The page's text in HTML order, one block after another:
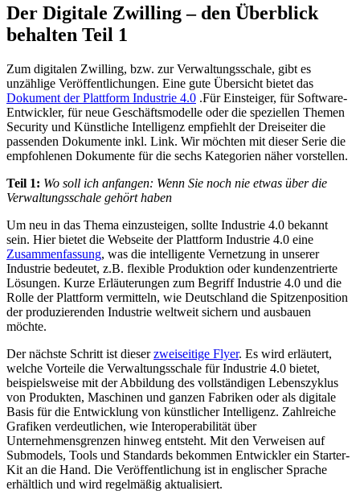
Der Digitale Zwilling – den Überblick
behalten Teil 1
Zum digitalen Zwilling, bzw. zur Verwaltungsschale, gibt es
unzählige Veröffentlichungen. Eine gute Übersicht bietet das
Dokument der Plattform Industrie 4.0 .Für Einsteiger, für Software-
Entwickler, für neue Geschäftsmodelle oder die speziellen Themen
Security und Künstliche Intelligenz empfiehlt der Dreiseiter die
passenden Dokumente inkl. Link. Wir möchten mit dieser Serie die
empfohlenen Dokumente für die sechs Kategorien näher vorstellen.
Teil 1: Wo soll ich anfangen: Wenn Sie noch nie etwas über die
Verwaltungsschale gehört haben
Um neu in das Thema einzusteigen, sollte Industrie 4.0 bekannt
sein. Hier bietet die Webseite der Plattform Industrie 4.0 eine
Zusammenfassung, was die intelligente Vernetzung in unserer
Industrie bedeutet, z.B. flexible Produktion oder kundenzentrierte
Lösungen. Kurze Erläuterungen zum Begriff Industrie 4.0 und die
Rolle der Plattform vermitteln, wie Deutschland die Spitzenposition
der produzierenden Industrie weltweit sichern und ausbauen
möchte.
Der nächste Schritt ist dieserzweiseitige Flyer. Es wird erläutert,
welche Vorteile die Verwaltungsschale für Industrie 4.0 bietet,
beispielsweise mit der Abbildung des vollständigen Lebenszyklus
von Produkten, Maschinen und ganzen Fabriken oder als digitale
Basis für die Entwicklung von künstlicher Intelligenz. Zahlreiche
Grafiken verdeutlichen, wie Interoperabilität über
Unternehmensgrenzen hinweg entsteht. Mit den Verweisen auf
Submodels, Tools und Standards bekommen Entwickler ein Starter-
Kit an die Hand. Die Veröffentlichung ist in englischer Sprache
erhältlich und wird regelmäßig aktualisiert.